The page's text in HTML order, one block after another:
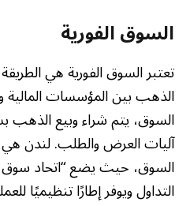
السوق الفورية
تعتبر السوق الفورية هي
الذهب بين المؤسسات المالية
السوق، يتم شراء وبيع الذهب
آليات العرض والطلب. لندن هي
السوق، حيث يضع “اتحاد سوق
التداول ويوفر إطارًا تنظيميًا